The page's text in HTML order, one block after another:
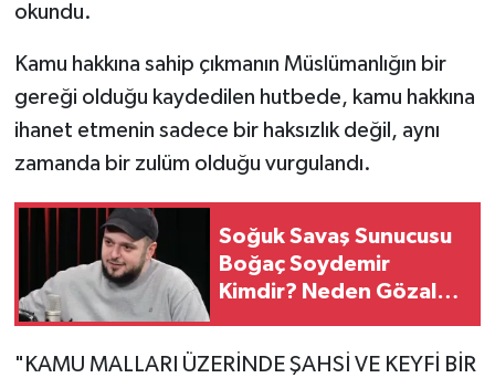
okundu.
Kamu hakkına sahip çıkmanın Müslümanlığın bir
gereği olduğu kaydedilen hutbede, kamu hakkına
ihanet etmenin sadece bir haksızlık değil, aynı
zamanda bir zulüm olduğu vurgulandı.
Soğuk Savaş Sunucusu
Boğaç Soydemir
Kimdir? Neden Gözaltı
"KAMU MALLARI ÜZERİNDE ŞAHSİ VE KEYFİ BİR